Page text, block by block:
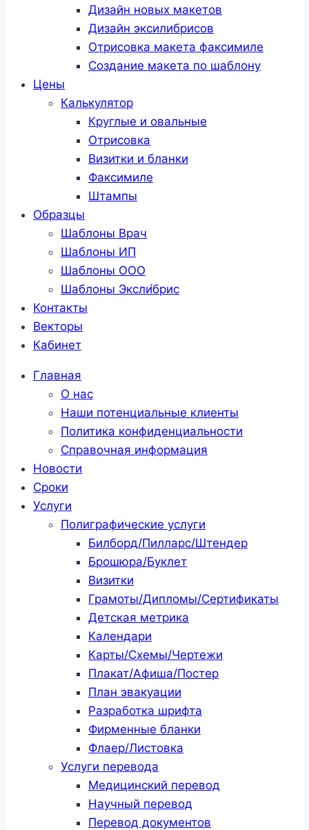
Дизайн новых макетов
Дизайн эксилибрисов
Отрисовка макета факсимиле
Создание макета по шаблону
Цены
Калькулятор
Круглые и овальные
Отрисовка
Визитки и бланки
Факсимиле
Штампы
Образцы
Шаблоны Врач
Шаблоны ИП
Шаблоны ООО
Шаблоны Эксли́брис
Контакты
Векторы
Кабинет
Главная
О нас
Наши потенциальные клиенты
Политика конфиденциальности
Справочная информация
Новости
Сроки
Услуги
Полиграфические услуги
Билборд/Пилларс/Штендер
Брошюра/Буклет
Визитки
Грамоты/Дипломы/Сертификаты
Детская метрика
Календари
Карты/Схемы/Чертежи
Плакат/Афиша/Постер
План эвакуации
Разработка шрифта
Фирменные бланки
Флаер/Листовка
Услуги перевода
Медицинский перевод
Научный перевод
Перевод документов